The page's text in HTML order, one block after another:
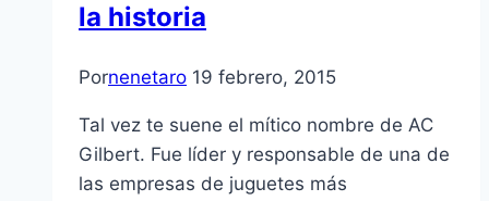
la historia
Pornenetaro 19 febrero, 2015
Tal vez te suene el mítico nombre de AC
Gilbert. Fue líder y responsable de una de
las empresas de juguetes más